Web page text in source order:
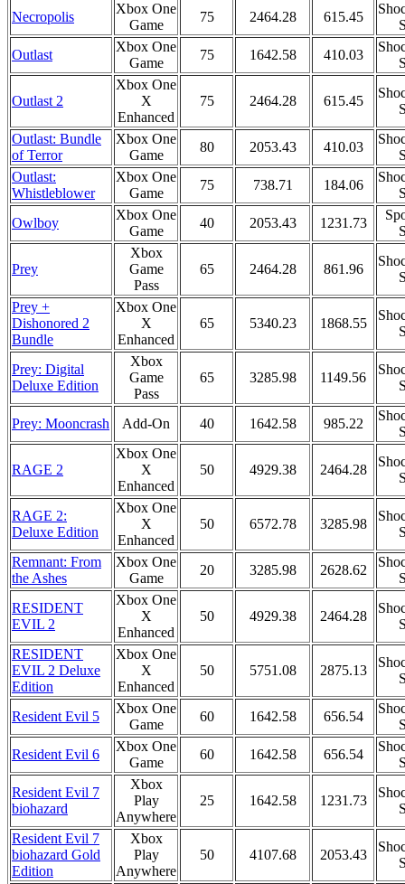
Necropolis
Xbox One
Game
75 2464.28 615.45
Outlast
Xbox One
Game
75 1642.58 410.03
Outlast 2
Xbox One
X
Enhanced
75 2464.28 615.45
Outlast: Bundle
of Terror
Xbox One
Game
80 2053.43 410.03
Outlast:
Whistleblower
Xbox One
Game
75 738.71 184.06
Owlboy
Xbox One
Game
40 2053.43 1231.73
Prey
Xbox
Game
Pass
65 2464.28 861.96
Prey +
Dishonored 2
Bundle
Xbox One
X
Enhanced
65 5340.23 1868.55
Prey: Digital
Deluxe Edition
Xbox
Game
Pass
65 3285.98 1149.56
Prey: Mooncrash Add-On 40 1642.58 985.22
RAGE 2
Xbox One
X
Enhanced
50 4929.38 2464.28
RAGE 2:
Deluxe Edition
Xbox One
X
Enhanced
50 6572.78 3285.98
Remnant: From
the Ashes
Xbox One
Game
20 3285.98 2628.62
RESIDENT
EVIL 2
Xbox One
X
Enhanced
50 4929.38 2464.28
RESIDENT
EVIL 2 Deluxe
Edition
Xbox One
X
Enhanced
50 5751.08 2875.13
Resident Evil 5
Xbox One
Game
60 1642.58 656.54
Resident Evil 6
Xbox One
Game
60 1642.58 656.54
Resident Evil 7
biohazard
Xbox
Play
Anywhere
25 1642.58 1231.73
Resident Evil 7
biohazard Gold
Edition
Xbox
Play
Anywhere
50 4107.68 2053.43